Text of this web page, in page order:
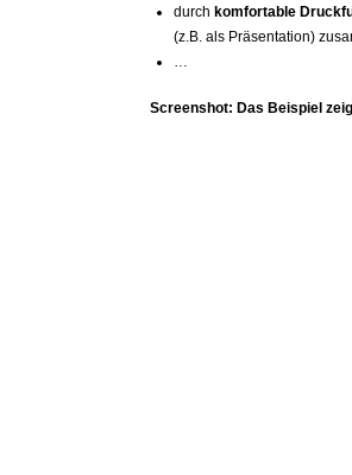
durchkomfortable
(z.B. als Präsentation)
Screenshot: Das Beispiel